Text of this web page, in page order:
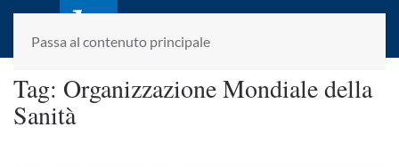
Passa al contenuto principale
laletteraturaenoi.it
fondato da Romano Luperini
Tag: Organizzazione Mondiale della
Sanità